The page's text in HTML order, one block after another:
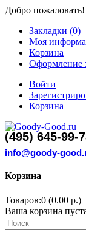
Добро пожаловать!
Закладки (0)
Моя
Корзина
Оформление
Войти
Корзина
(495) 645-99-
info@goody-
Корзина
Товаров:0 (0.00 р.)
Ваша корзина